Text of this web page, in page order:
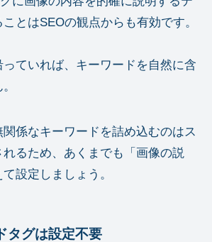
とはSEOの観点からも有効です。
ていれば、キーワードを自然に含
係なキーワードを詰め込むのはス
るため、あくまでも「画像の説
設定しましょう。
タグは設定不要